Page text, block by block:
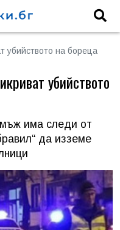
убийството на бореца
убийството
има следи от
да изземе